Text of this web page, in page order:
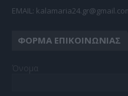
EMAIL:
ΦΌΡΜΑ ΕΠΙΚΟΙΝΩΝΊΑΣ